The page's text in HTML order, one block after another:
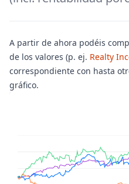
A partir de ahora podéis
de los valores (p. ej. Realty
correspondiente con hasta
gráfico.